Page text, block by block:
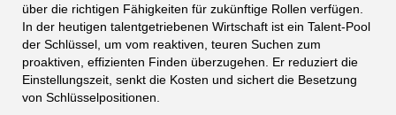
über die richtigen Fähigkeiten für zukünftige Rollen verfügen.
In der heutigen talentgetriebenen Wirtschaft ist ein Talent-Pool
der Schlüssel, um vom reaktiven, teuren Suchen zum
proaktiven, effizienten Finden überzugehen. Er reduziert die
Einstellungszeit, senkt die Kosten und sichert die Besetzung
von Schlüsselpositionen.